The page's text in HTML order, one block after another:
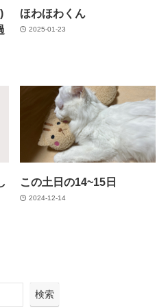
ほわほわくん
2025-01-23
この土日の14~15日
2024-12-14
検索